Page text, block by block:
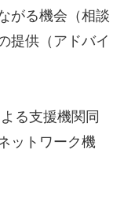
がる機会（相談
提供（アドバイ
る支援機関同
ットワーク機